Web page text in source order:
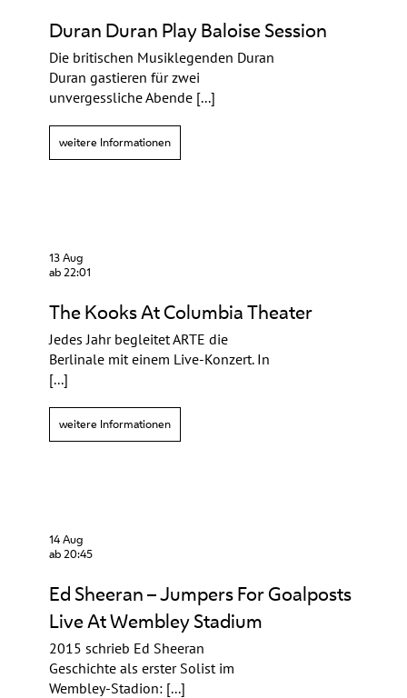
Duran Duran Play Baloise Session
Die britischen Musiklegenden Duran
Duran gastieren für zwei
unvergessliche Abende [...]
weitere Informationen
13 Aug
ab 22:01
The Kooks At Columbia Theater
Jedes Jahr begleitet ARTE die
Berlinale mit einem Live-Konzert. In
[...]
weitere Informationen
14 Aug
ab 20:45
Ed Sheeran – Jumpers For Goalposts
Live At Wembley Stadium
2015 schrieb Ed Sheeran
Geschichte als erster Solist im
Wembley-Stadion: [...]